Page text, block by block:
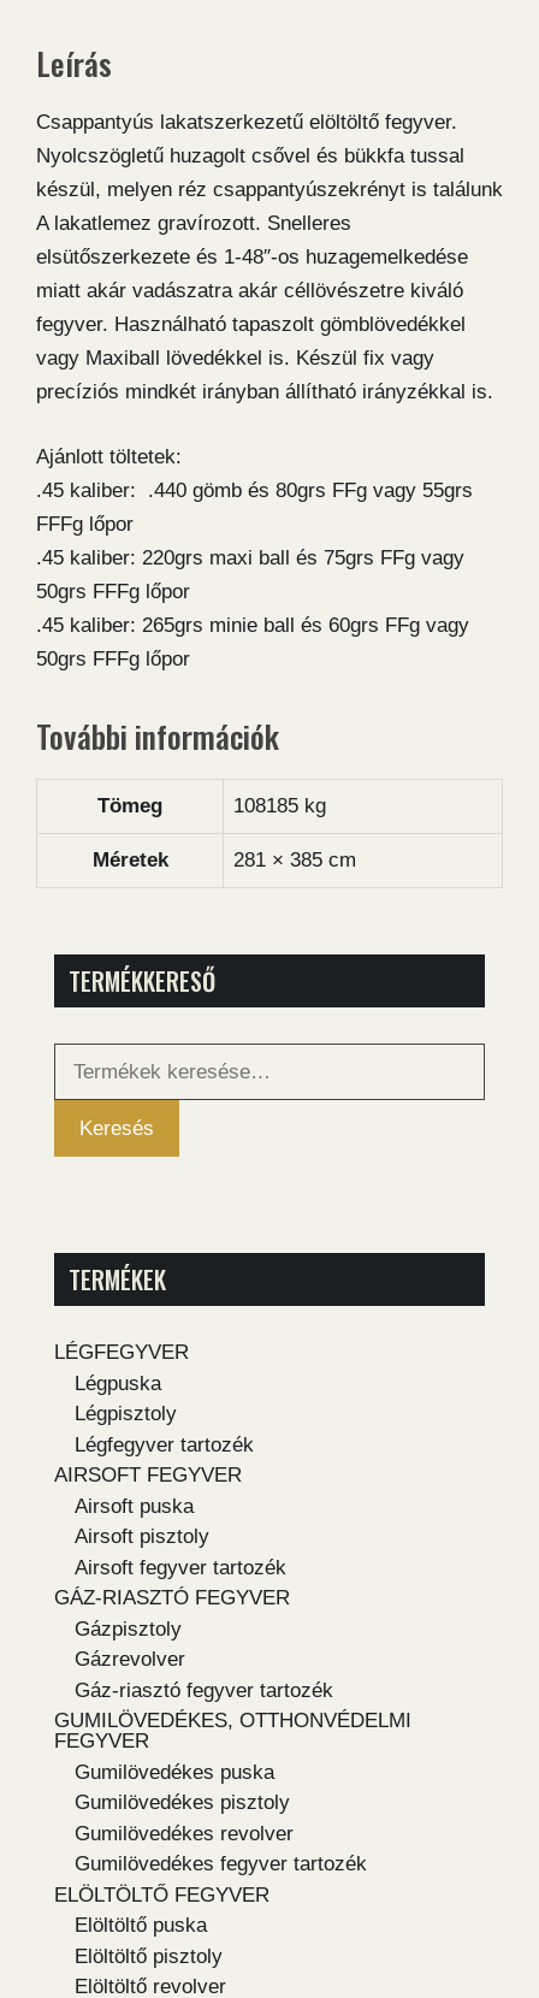
Leírás
Csappantyús lakatszerkezetű elöltöltő fegyver.
Nyolcszögletű huzagolt csővel és bükkfa tussal
készül, melyen réz csappantyúszekrényt is találunk
A lakatlemez gravírozott. Snelleres
elsütőszerkezete és 1-48″-os huzagemelkedése
miatt akár vadászatra akár céllövészetre kiváló
fegyver. Használható tapaszolt gömblövedékkel
vagy Maxiball lövedékkel is. Készül fix vagy
precíziós mindkét irányban állítható irányzékkal is.
Ajánlott töltetek:
.45 kaliber: .440 gömb és 80grs FFg vagy 55grs
FFFg lőpor
.45 kaliber: 220grs maxi ball és 75grs FFg vagy
50grs FFFg lőpor
.45 kaliber: 265grs minie ball és 60grs FFg vagy
50grs FFFg lőpor
További információk
Tömeg 108185 kg
Méretek 281 × 385 cm
TERMÉKKERESŐ
következőre:
Keresés
TERMÉKEK
LÉGFEGYVER
Légpuska
Légpisztoly
Légfegyver tartozék
AIRSOFT FEGYVER
Airsoft puska
Airsoft pisztoly
Airsoft fegyver tartozék
GÁZ-RIASZTÓ FEGYVER
Gázpisztoly
Gázrevolver
Gáz-riasztó fegyver tartozék
GUMILÖVEDÉKES, OTTHONVÉDELMI
FEGYVER
Gumilövedékes puska
Gumilövedékes pisztoly
Gumilövedékes revolver
Gumilövedékes fegyver tartozék
ELÖLTÖLTŐ FEGYVER
Elöltöltő puska
Elöltöltő pisztoly
Elöltöltő revolver